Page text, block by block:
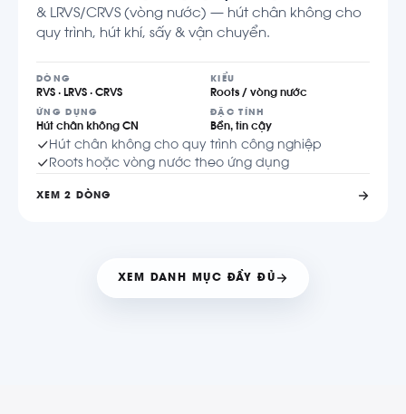
& LRVS/CRVS (vòng nước) — hút chân không cho
quy trình, hút khí, sấy & vận chuyển.
DÒNG
RVS · LRVS · CRVS
KIỂU
Roots / vòng nước
ỨNG DỤNG
Hút chân không CN
ĐẶC TÍNH
Bền, tin cậy
Hút chân không cho quy trình công nghiệp
Roots hoặc vòng nước theo ứng dụng
XEM 2 DÒNG
XEM DANH MỤC ĐẦY ĐỦ